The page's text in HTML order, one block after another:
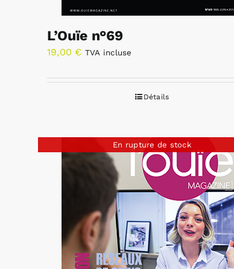
L’Ouïe n°69
19,00 € TVA incluse
Détails
En rupture de stock